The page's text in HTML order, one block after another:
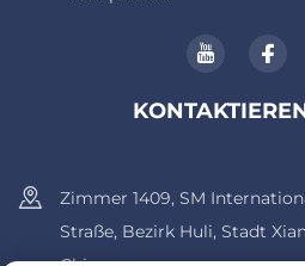
Zimmer 1409, SM
Straße, Bezirk Huli, Stadt